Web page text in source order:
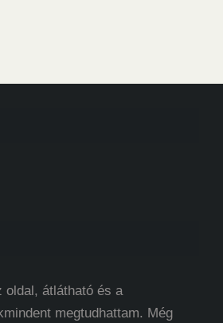
oldal, átlátható és a
megtudhattam. Még